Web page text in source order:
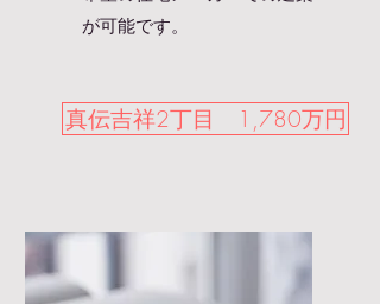
が可能です。
真伝吉祥2丁目 1,780万円